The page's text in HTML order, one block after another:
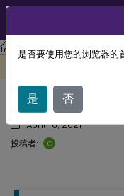
Session Recording
无法查看实时
April 16, 2021
投稿者:
C
是否要使用您的浏览器的
是 否